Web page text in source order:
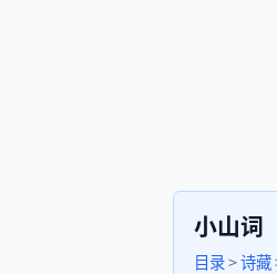
小山词
目录>诗藏